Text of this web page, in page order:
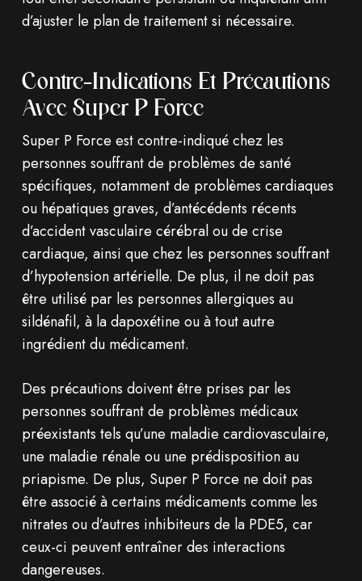
d’ajuster le plan de traitement si nécessaire.
Contre-Indications Et Précautions
Avec Super P Force
Super P Force est contre-indiqué chez les
personnes souffrant de problèmes de santé
spécifiques, notamment de problèmes cardiaques
ou hépatiques graves, d’antécédents récents
d’accident vasculaire cérébral ou de crise
cardiaque, ainsi que chez les personnes souffrant
d’hypotension artérielle. De plus, il ne doit pas
être utilisé par les personnes allergiques au
sildénafil, à la dapoxétine ou à tout autre
ingrédient du médicament.
Des précautions doivent être prises par les
personnes souffrant de problèmes médicaux
préexistants tels qu’une maladie cardiovasculaire,
une maladie rénale ou une prédisposition au
priapisme. De plus, Super P Force ne doit pas
être associé à certains médicaments comme les
nitrates ou d’autres inhibiteurs de la PDE5, car
ceux-ci peuvent entraîner des interactions
dangereuses.